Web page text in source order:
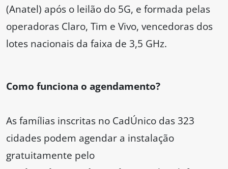
(Anatel) após o leilão do 5G, e formada pelas
operadoras Claro, Tim e Vivo, vencedoras dos
lotes nacionais da faixa de 3,5 GHz.
Como funciona o agendamento?
As famílias inscritas no CadÚnico das 323
cidades podem agendar a instalação
gratuitamente pelo